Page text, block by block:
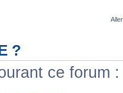
?
ce forum